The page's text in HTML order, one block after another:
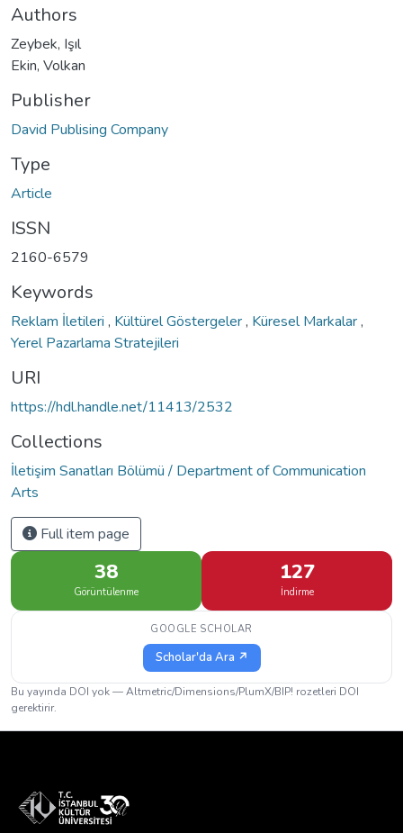
Authors
Zeybek, Işıl
Ekin, Volkan
Publisher
David Publising Company
Type
Article
ISSN
2160-6579
Keywords
Reklam İletileri , Kültürel Göstergeler, Küresel Markalar,
Yerel Pazarlama Stratejileri
URI
https://hdl.handle.net/11413/2532
Collections
İletişim Sanatları Bölümü / Department of Communication
Arts
Full item page
38
Görüntülenme
127
İndirme
GOOGLE SCHOLAR
Scholar'da Ara ↗
Bu yayında DOI yok — Altmetric/Dimensions/PlumX/BIP! rozetleri DOI
gerektirir.